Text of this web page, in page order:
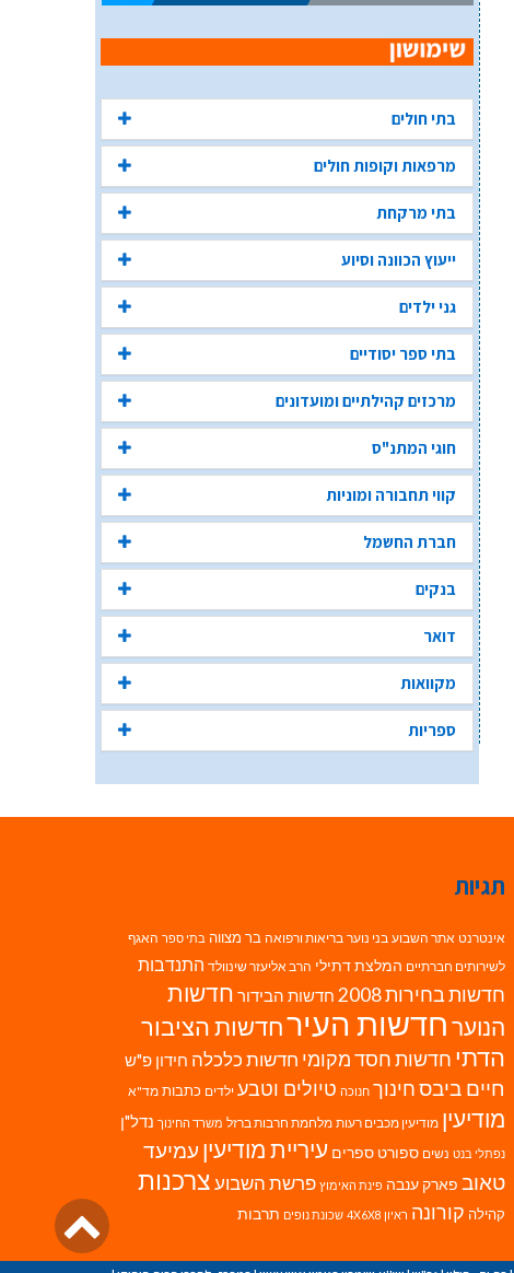
בתי חולים
מרפאות וקופות חולים
בתי מרקחת
ייעוץ הכוונה וסיוע
גני ילדים
בתי ספר יסודיים
מרכזים קהילתיים ומועדונים
חוגי המתנ"ס
קווי תחבורה ומוניות
חברת החשמל
בנקים
דואר
מקוואות
ספריות
תגיות
אינטרנט אתר השבוע בני נוער בריאות ורפואה בר מצווה בתי ספר האגף
לשירותים חברתיים המלצת דתילי הרב אליעזר שינוולד התנדבות
חדשות בחירות 2008 חדשות הבידור חדשות
הנוערחדשות העירחדשות הציבור
הדתי חדשות חסד מקומי חדשות כלכלה חידון פ"ש
חיים ביבסחינוך חנוכה טיולים וטבע ילדים כתבות מד"א
מודיעין מודיעין מכבים רעות מלחמת חרבות ברזל משרד החינוך נדל"ן
נפתלי בנט נשים ספורט ספרים עיריית מודיעין עמיעד
טאוב פארק ענבה פינת האימוץ פרשת השבועצרכנות
קהילה קורונה ראיון 4X6X8 שכונת נופים תרבות